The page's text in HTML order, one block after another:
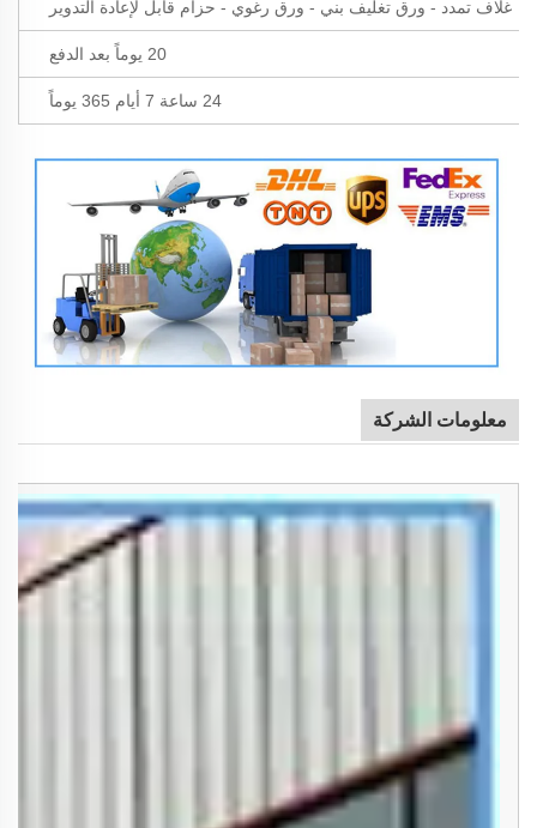
غلاف تمدد - ورق تغليف بني - ورق رغوي - حزام قابل لإعادة التدوير
20 يوماً بعد الدفع
24 ساعة 7 أيام 365 يوماً
معلومات الشركة